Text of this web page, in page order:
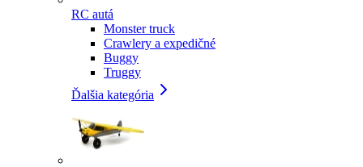
RC autá
Monster truck
Crawlery a expedičné
Buggy
Truggy
Ďalšia kategória